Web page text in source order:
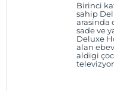
Birinci
sahip
arasinda
sade ve
Deluxe
alan
aldigi
çalisma
bir